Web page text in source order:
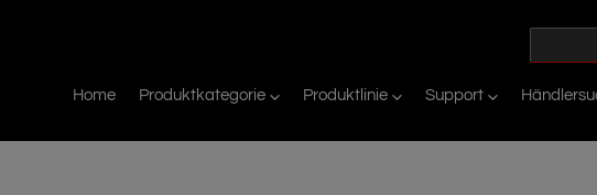
Home Produktkategorie Produktlinie Support